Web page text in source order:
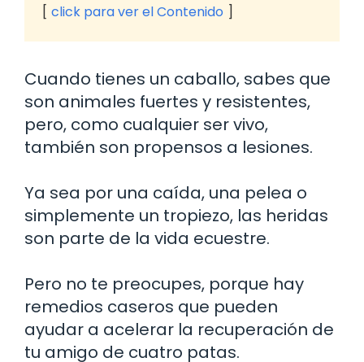
click para ver el Contenido
Cuando tienes un caballo, sabes que
son animales fuertes y resistentes,
pero, como cualquier ser vivo,
también son propensos a lesiones.
Ya sea por una caída, una pelea o
simplemente un tropiezo, las heridas
son parte de la vida ecuestre.
Pero no te preocupes, porque hay
remedios caseros que pueden
ayudar a acelerar la recuperación de
tu amigo de cuatro patas.